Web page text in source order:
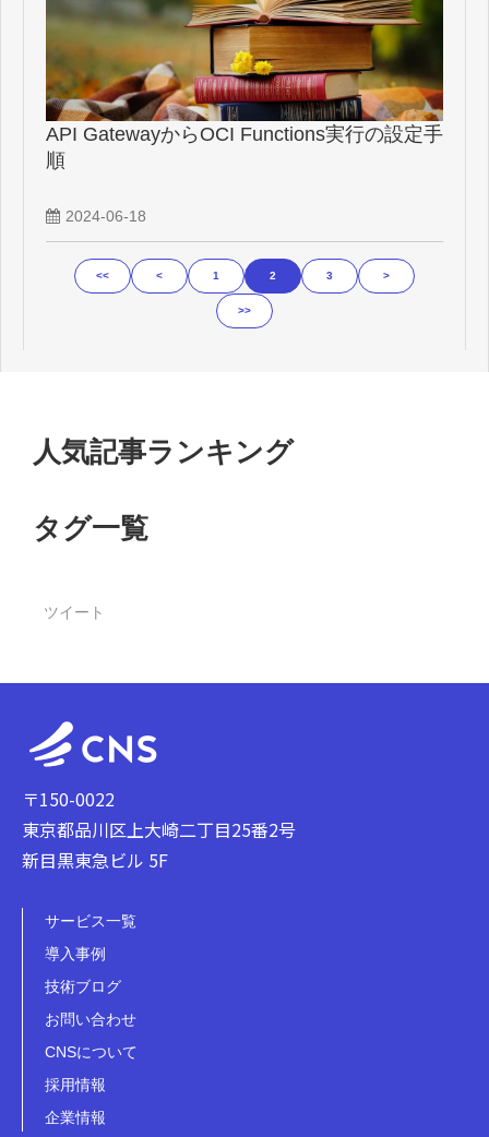
API GatewayからOCI Functions実行の設定手
順
2024-06-18
<< < 1 2 3 >
>>
人気記事ランキング
タグ一覧
ツイート
〒150-0022
東京都品川区上大崎二丁目25番2号
新目黒東急ビル 5F
サービス一覧
導入事例
技術ブログ
お問い合わせ
CNSについて
採用情報
企業情報